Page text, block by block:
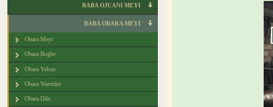
BABA OJUANI MEYI
BABA OBARA MEYI
Obara Meyi
Obara Bogbe
Obara Yekun
Obara Warenko
Obara Dila